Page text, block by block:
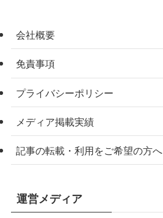
会社概要
免責事項
プライバシーポリシー
メディア掲載実績
記事の転載・利用をご希望の方へ
運営メディア